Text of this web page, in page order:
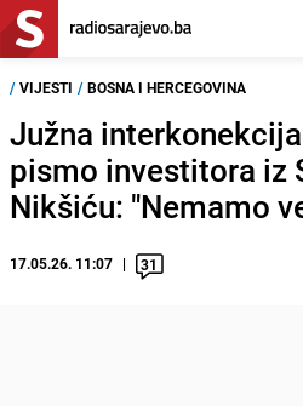
/ VIJESTI / BOSNA I HERCEGOVINA
Južna
pismo investitora iz
Nikšiću: "Nemamo
17.05.26. 11:07 31